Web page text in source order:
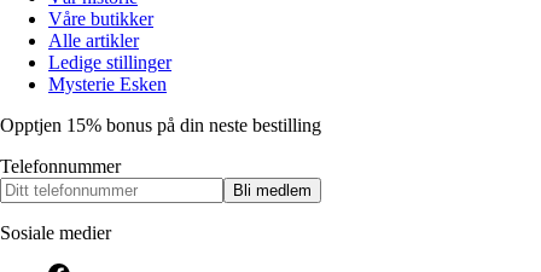
Våre butikker
Alle artikler
Ledige stillinger
Mysterie Esken
Opptjen 15% bonus på din neste bestilling
Telefonnummer
Bli medlem
Sosiale medier